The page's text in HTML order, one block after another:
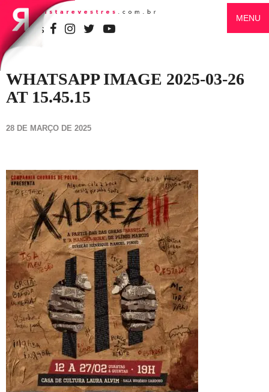
SIGA-NOS
MENU
WHATSAPP IMAGE 2025-03-26
AT 15.45.15
28 DE MARÇO DE 2025